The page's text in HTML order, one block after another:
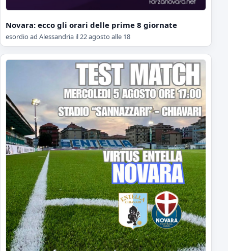
Novara: ecco gli orari delle prime 8 giornate
esordio ad Alessandria il 22 agosto alle 18